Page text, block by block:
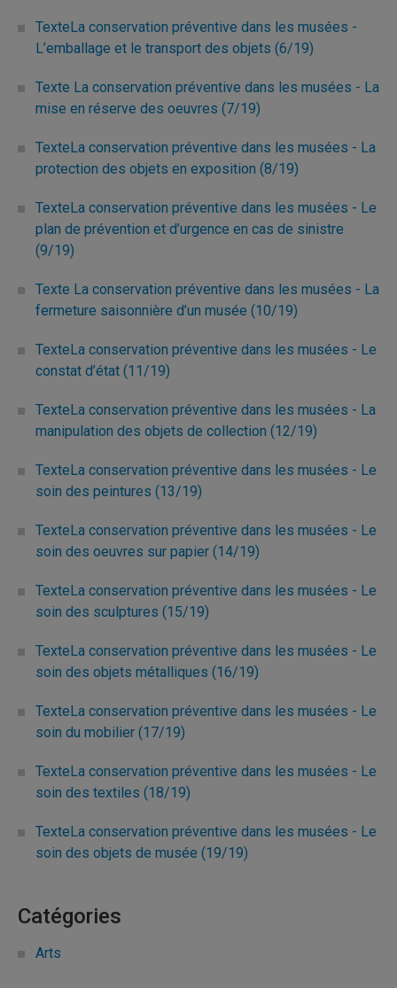
TexteLa conservation préventive dans les musées -
L’emballage et le transport des objets (6/19)
Texte La conservation préventive dans les musées - La
mise en réserve des oeuvres (7/19)
TexteLa conservation préventive dans les musées - La
protection des objets en exposition (8/19)
TexteLa conservation préventive dans les musées - Le
plan de prévention et d’urgence en cas de sinistre
(9/19)
Texte La conservation préventive dans les musées - La
fermeture saisonnière d’un musée (10/19)
TexteLa conservation préventive dans les musées - Le
constat d’état (11/19)
TexteLa conservation préventive dans les musées - La
manipulation des objets de collection (12/19)
TexteLa conservation préventive dans les musées - Le
soin des peintures (13/19)
TexteLa conservation préventive dans les musées - Le
soin des oeuvres sur papier (14/19)
TexteLa conservation préventive dans les musées - Le
soin des sculptures (15/19)
TexteLa conservation préventive dans les musées - Le
soin des objets métalliques (16/19)
TexteLa conservation préventive dans les musées - Le
soin du mobilier (17/19)
TexteLa conservation préventive dans les musées - Le
soin des textiles (18/19)
TexteLa conservation préventive dans les musées - Le
soin des objets de musée (19/19)
Catégories
Arts